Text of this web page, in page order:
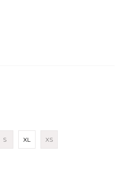
S XL XS